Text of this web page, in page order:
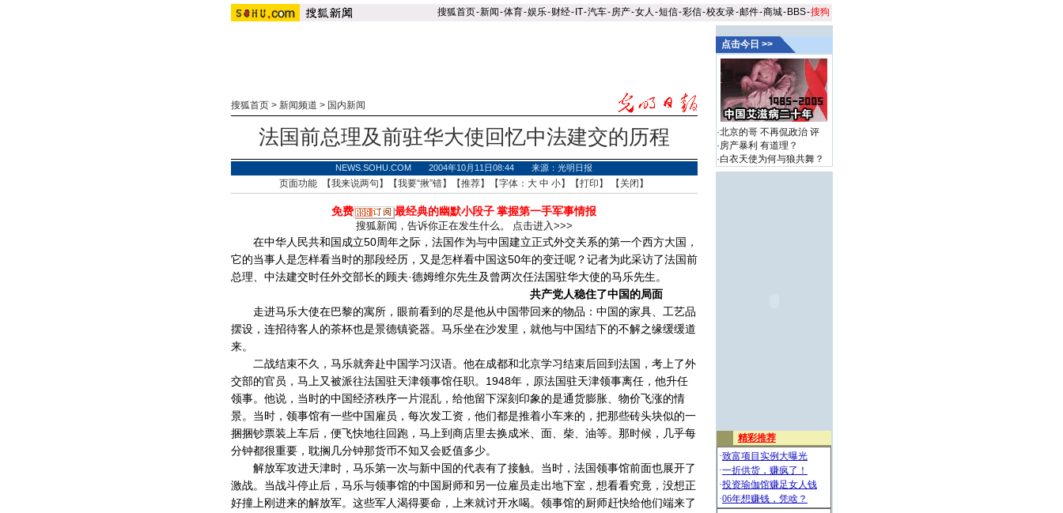
搜狐首页-新闻-体育-娱乐-财经- IT-汽车-房产-女人 -短信-彩信-校友录-邮件-商城- BBS-搜狗
搜狐首页> 新闻频道 > 国内新闻
法国前总理及前驻华大使回忆中法建交的历程
NEWS.SOHU.COM 2004年10月11日08:44 来源：光明日报
页面功能 【我来说两句 】【我要“揪”错】【推荐】【字体： 大 中 小】【打印 】 【 关闭 】
免费 最经典的幽默小段子掌握第一手军事情报
搜狐新闻，告诉你正在发生什么。 点击进入>>>
在中华人民共和国成立50周年之际，法国作为与中国建立正式外交关系的第一个西方大国，
它的当事人是怎样看当时的那段经历，又是怎样看中国这50年的变迁呢？记者为此采访了法国前
总理、中法建交时任外交部长的顾夫·德姆维尔先生及曾两次任法国驻华大使的马乐先生。
共产党人稳住了中国的局面
走进马乐大使在巴黎的寓所，眼前看到的尽是他从中国带回来的物品：中国的家具、工艺品
摆设，连招待客人的茶杯也是景德镇瓷器。马乐坐在沙发里，就他与中国结下的不解之缘缓缓道
来。
二战结束不久，马乐就奔赴中国学习汉语。他在成都和北京学习结束后回到法国，考上了外
交部的官员，马上又被派往法国驻天津领事馆任职。1948年，原法国驻天津领事离任，他升任
领事。他说，当时的中国经济秩序一片混乱，给他留下深刻印象的是通货膨胀、物价飞涨的情
景。当时，领事馆有一些中国雇员，每次发工资，他们都是推着小车来的，把那些砖头块似的一
捆捆钞票装上车后，便飞快地往回跑，马上到商店里去换成米、面、柴、油等。那时候，几乎每
分钟都很重要，耽搁几分钟那货币不知又会贬值多少。
解放军攻进天津时，马乐第一次与新中国的代表有了接触。当时，法国领事馆前面也展开了
激战。当战斗停止后，马乐与领事馆的中国厨师和另一位雇员走出地下室，想看看究竟，没想正
好撞上刚进来的解放军。这些军人渴得要命，上来就讨开水喝。领事馆的厨师赶快给他们端来了
点击今日 >>
·北京的哥 不再侃政治 评
·房产暴利 有道理？
·白衣天使为何与狼共舞？